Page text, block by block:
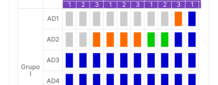
1
2 3 1 2 3 1 2 3 1
Grupo
I
AD1
AD2
AD3
AD4